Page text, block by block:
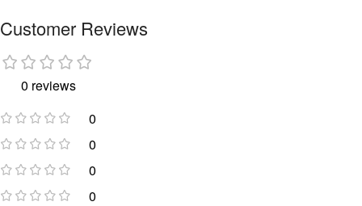
Customer Reviews
0 reviews
0
0
0
0